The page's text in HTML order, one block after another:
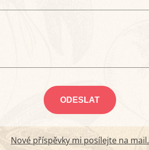
Nové příspěvky mi posílejte na mail.